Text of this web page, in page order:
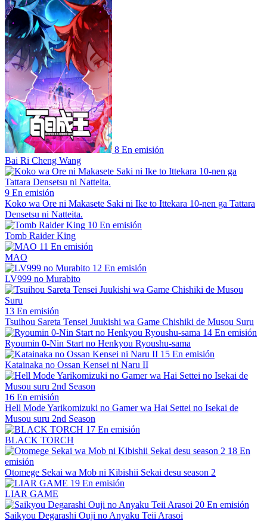
8 En emisión
Bai Ri Cheng Wang
9 En emisión
Koko wa Ore ni Makasete Saki ni Ike to Ittekara 10-nen ga Tattara
Densetsu ni Natteita.
10 En emisión
Tomb Raider King
11 En emisión
MAO
12 En emisión
LV999 no Murabito
13 En emisión
Tsuihou Sareta Tensei Juukishi wa Game Chishiki de Musou Suru
14 En emisión
Ryoumin 0-Nin Start no Henkyou Ryoushu-sama
15 En emisión
Katainaka no Ossan Kensei ni Naru II
16 En emisión
Hell Mode Yarikomizuki no Gamer wa Hai Settei no Isekai de
Musou suru 2nd Season
17 En emisión
BLACK TORCH
18 En
emisión
Otomege Sekai wa Mob ni Kibishii Sekai desu season 2
19 En emisión
LIAR GAME
20 En emisión
Saikyou Degarashi Ouji no Anyaku Teii Arasoi